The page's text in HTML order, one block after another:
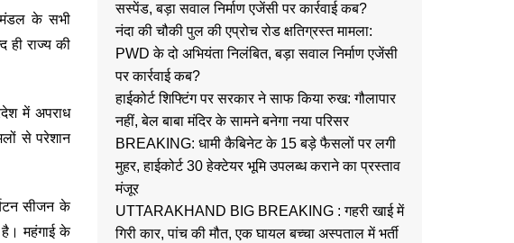
मंडल के सभी
ही राज्य की
में अपराध
से परेशान
सीजन के
है। महंगाई के
सस्पेंड, बड़ा सवाल निर्माण एजेंसी पर कार्रवाई कब?
नंदा की चौकी पुल की एप्रोच रोड क्षतिग्रस्त मामला:
PWD के दो अभियंता निलंबित, बड़ा सवाल निर्माण एजेंसी
पर कार्रवाई कब?
हाईकोर्ट शिफ्टिंग पर सरकार ने साफ किया रुख: गौलापार
नहीं, बेल बाबा मंदिर के सामने बनेगा नया परिसर
BREAKING: धामी कैबिनेट के 15 बड़े फैसलों पर लगी
मुहर, हाईकोर्ट 30 हेक्टेयर भूमि उपलब्ध कराने का प्रस्ताव
मंजूर
UTTARAKHAND BIG BREAKING : गहरी खाई में
गिरी कार, पांच की मौत, एक घायल बच्चा अस्पताल में भर्ती